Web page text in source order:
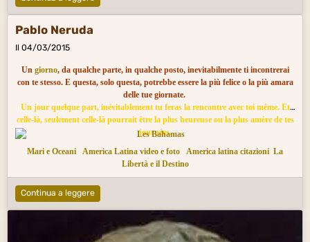
Pablo Neruda
Il 04/03/2015
Un giorno, da qualche parte, in qualche posto, inevitabilmente ti incontrerai
con te stesso. E questa, solo questa, potrebbe essere la più felice o la più amara
delle tue giornate.
Un jour quelque part, inévitablement tu feras la rencontre avec toi même. Et
celle-là, seulement celle-là pourrait être la plus heureuse ou la plus amère de tes
journées.
Mari e Oceani
America Latina video e foto America latina citazioni La
Libertà e il Destino
Continua a leggere